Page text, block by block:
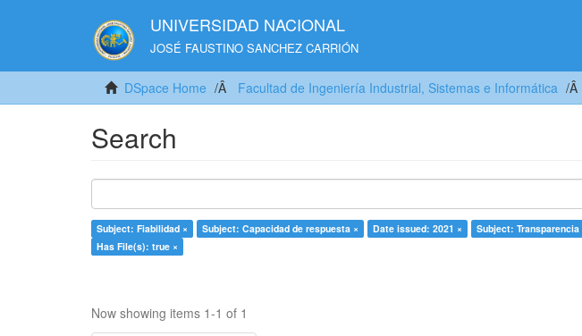
UNIVERSIDAD NACIONAL
JOSÉ FAUSTINO SANCHEZ CARRIÓN
DSpace Home Facultad de Ingeniería Industrial, Sistemas e Informática
Search
Subject: Fiabilidad × Subject: Capacidad de respuesta × Date issued: 2021 × Subject: Transparencia
Has File(s): true ×
Now showing items 1-1 of 1